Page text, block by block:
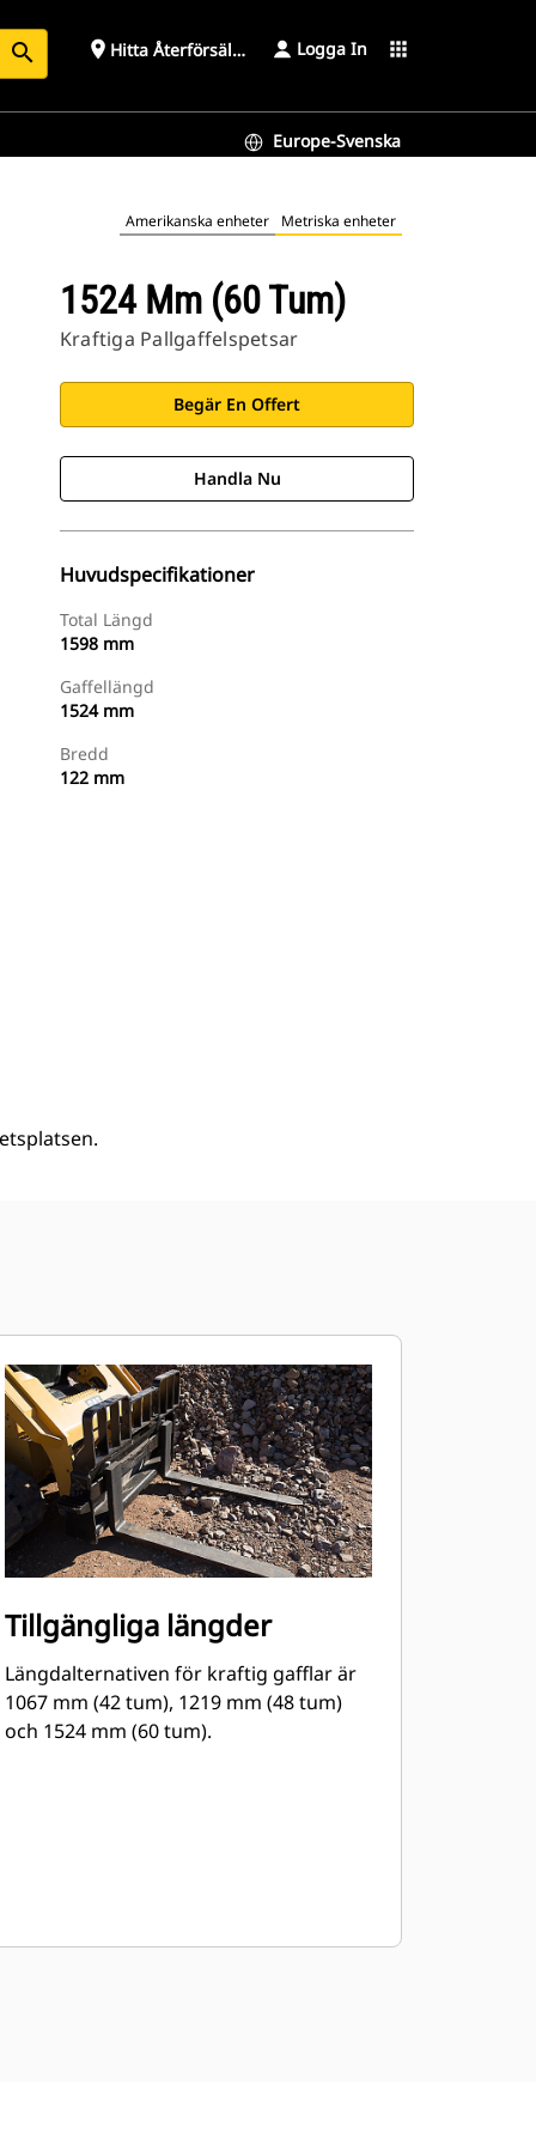
search place Hitta Återförsäljare Logga In apps
Europe-Svenska
Amerikanska enheter Metriska enheter
1524 Mm (60 Tum)
Kraftiga Pallgaffelspetsar
Begär En Offert
Handla Nu
Huvudspecifikationer
Total Längd
1598 mm
Gaffellängd
1524 mm
Bredd
122 mm
Tillgängliga längder
Längdalternativen för kraftig gafflar är
1067 mm (42 tum), 1219 mm (48 tum)
och 1524 mm (60 tum).